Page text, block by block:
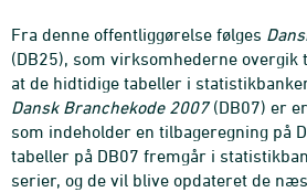
Fra denne offentliggørelse følges
(DB25), som virksomhederne overgik
at de hidtidige tabeller i
Dansk Branchekode 2007(DB07) er
som indeholder en tilbageregning på
tabeller på DB07 fremgår i
serier, og de vil blive opdateret de